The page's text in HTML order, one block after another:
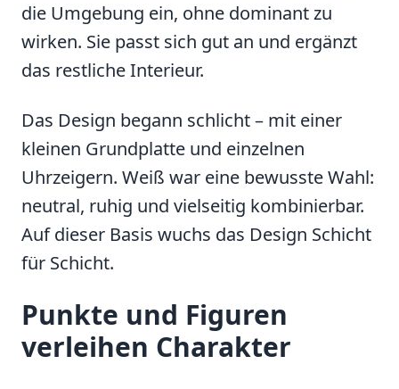
die Umgebung ein, ohne dominant zu
wirken. Sie passt sich gut an und ergänzt
das restliche Interieur.
Das Design begann schlicht – mit einer
kleinen Grundplatte und einzelnen
Uhrzeigern. Weiß war eine bewusste Wahl:
neutral, ruhig und vielseitig kombinierbar.
Auf dieser Basis wuchs das Design Schicht
für Schicht.
Punkte und Figuren
verleihen Charakter